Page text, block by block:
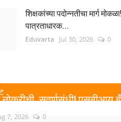
शिक्षकांच्या पदोन्नतीचा मार्ग
पात्रताधारक...
Eduvarta Jul 30, 2026 0
नोकरीची सुवर्णसंधी!
7, 2026 0